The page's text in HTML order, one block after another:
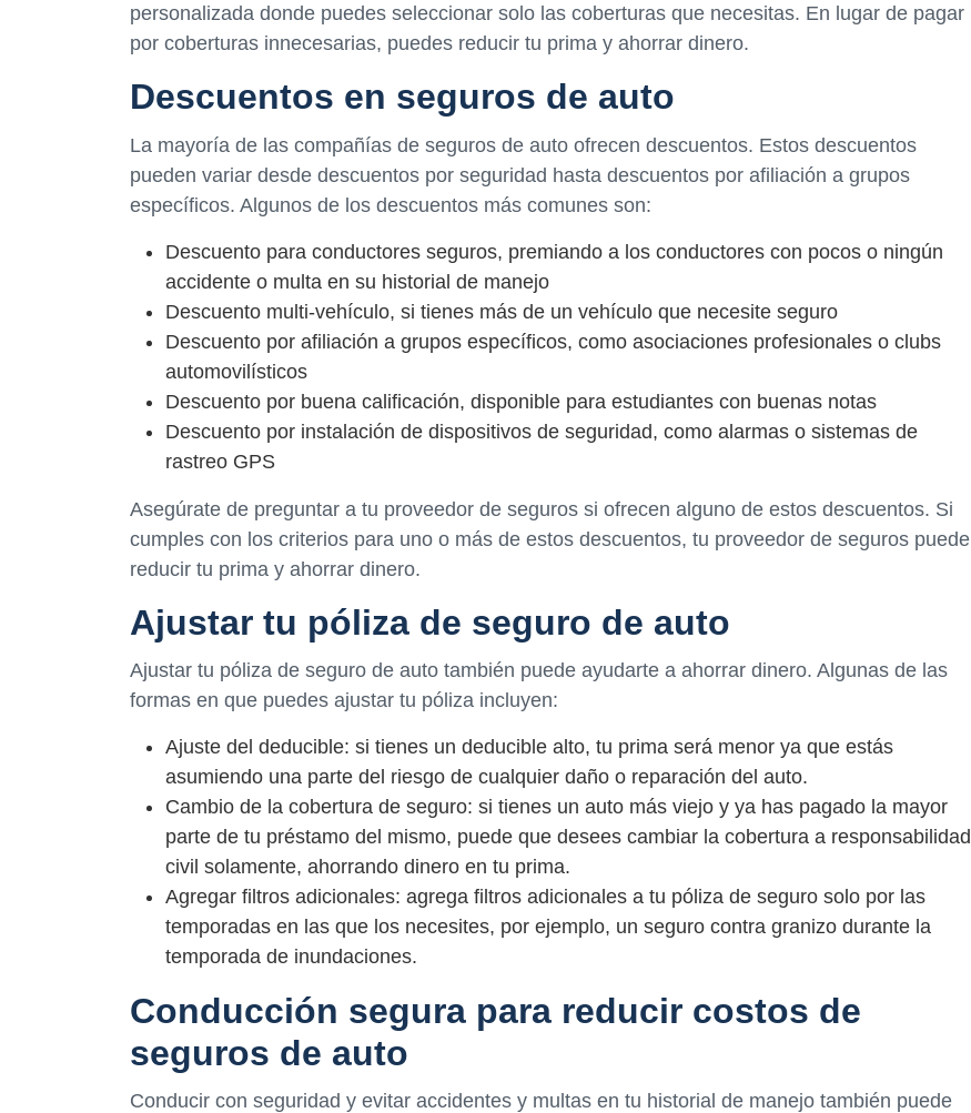
personalizada donde puedes seleccionar solo las coberturas que necesitas. En lugar de pagar
por coberturas innecesarias, puedes reducir tu prima y ahorrar dinero.
Descuentos en seguros de auto
La mayoría de las compañías de seguros de auto ofrecen descuentos. Estos descuentos
pueden variar desde descuentos por seguridad hasta descuentos por afiliación a grupos
específicos. Algunos de los descuentos más comunes son:
Descuento para conductores seguros, premiando a los conductores con pocos o ningún
accidente o multa en su historial de manejo
Descuento multi-vehículo, si tienes más de un vehículo que necesite seguro
Descuento por afiliación a grupos específicos, como asociaciones profesionales o clubs
automovilísticos
Descuento por buena calificación, disponible para estudiantes con buenas notas
Descuento por instalación de dispositivos de seguridad, como alarmas o sistemas de
rastreo GPS
Asegúrate de preguntar a tu proveedor de seguros si ofrecen alguno de estos descuentos. Si
cumples con los criterios para uno o más de estos descuentos, tu proveedor de seguros puede
reducir tu prima y ahorrar dinero.
Ajustar tu póliza de seguro de auto
Ajustar tu póliza de seguro de auto también puede ayudarte a ahorrar dinero. Algunas de las
formas en que puedes ajustar tu póliza incluyen:
Ajuste del deducible: si tienes un deducible alto, tu prima será menor ya que estás
asumiendo una parte del riesgo de cualquier daño o reparación del auto.
Cambio de la cobertura de seguro: si tienes un auto más viejo y ya has pagado la mayor
parte de tu préstamo del mismo, puede que desees cambiar la cobertura a responsabilidad
civil solamente, ahorrando dinero en tu prima.
Agregar filtros adicionales: agrega filtros adicionales a tu póliza de seguro solo por las
temporadas en las que los necesites, por ejemplo, un seguro contra granizo durante la
temporada de inundaciones.
Conducción segura para reducir costos de
seguros de auto
Conducir con seguridad y evitar accidentes y multas en tu historial de manejo también puede